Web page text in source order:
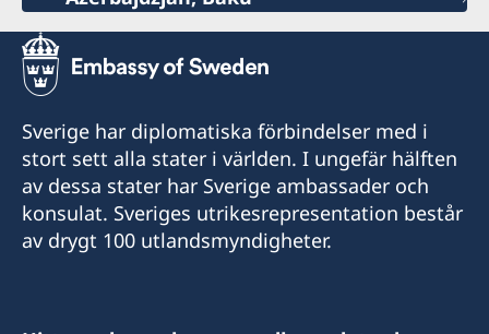
Sverige har diplomatiska förbindelser med i
stort sett alla stater i världen. I ungefär hälften
av dessa stater har Sverige ambassader och
konsulat. Sveriges utrikesrepresentation består
av drygt 100 utlandsmyndigheter.